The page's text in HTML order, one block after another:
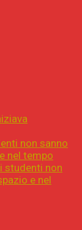
non sanno
nel tempo
studenti non
e nel